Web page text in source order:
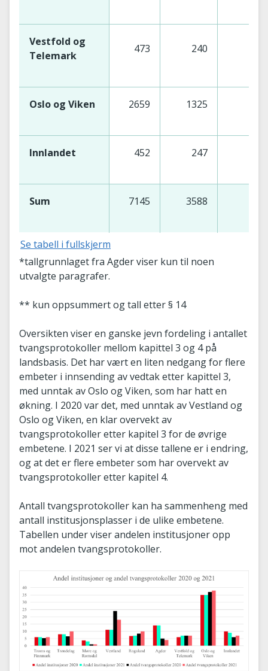
Vestfold og
Telemark
473 240
Oslo og Viken 2659 1325
Innlandet 452 247
Sum 7145 3588
Se tabell i fullskjerm
*tallgrunnlaget fra Agder viser kun til noen
utvalgte paragrafer.
** kun oppsummert og tall etter § 14
Oversikten viser en ganske jevn fordeling i antallet
tvangsprotokoller mellom kapittel 3 og 4 på
landsbasis. Det har vært en liten nedgang for flere
embeter i innsending av vedtak etter kapittel 3,
med unntak av Oslo og Viken, som har hatt en
økning. I 2020 var det, med unntak av Vestland og
Oslo og Viken, en klar overvekt av
tvangsprotokoller etter kapitel 3 for de øvrige
embetene. I 2021 ser vi at disse tallene er i endring,
og at det er flere embeter som har overvekt av
tvangsprotokoller etter kapitel 4.
Antall tvangsprotokoller kan ha sammenheng med
antall institusjonsplasser i de ulike embetene.
Tabellen under viser andelen institusjoner opp
mot andelen tvangsprotokoller.